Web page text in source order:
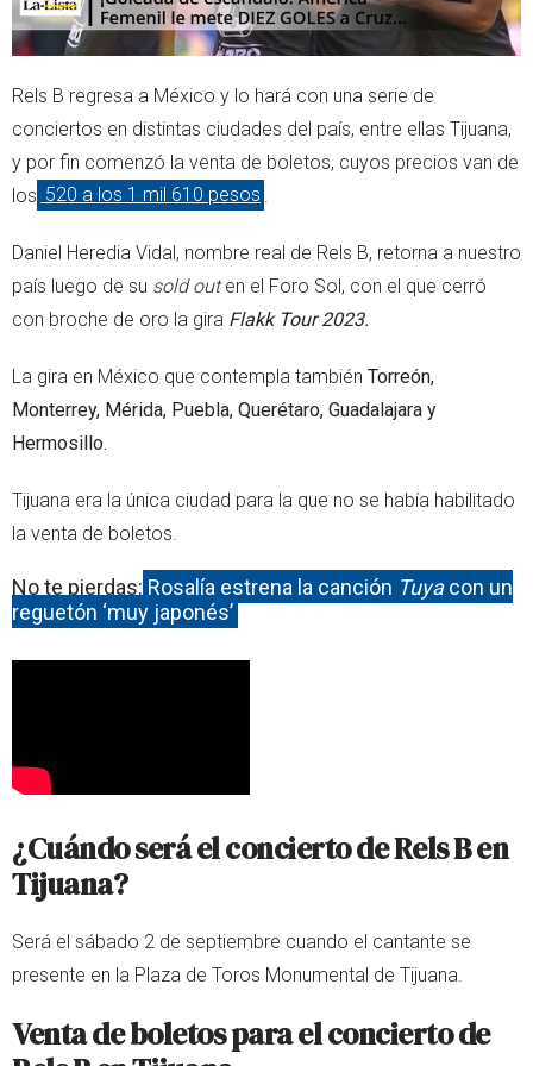
Rels B regresa a México y lo hará con una serie de
conciertos en distintas ciudades del país, entre ellas Tijuana,
y por fin comenzó la venta de boletos, cuyos precios van de
los 520 a los 1 mil 610 pesos
Daniel Heredia Vidal, nombre real de Rels B, retorna a nuestro
país luego de su sold outen el Foro Sol, con el que cerró
con broche de oro la gira Flakk Tour 2023.
La gira en México que contempla también Torreón,
Monterrey, Mérida, Puebla, Querétaro, Guadalajara y
Hermosillo.
Tijuana era la única ciudad para la que no se había habilitado
la venta de boletos.
No te pierdas: Rosalía estrena la canción Tuyacon un
reguetón ‘muy japonés’
¿Cuándo será el concierto de Rels B en
Tijuana?
Será el sábado 2 de septiembre cuando el cantante se
presente en la Plaza de Toros Monumental de Tijuana.
Venta de boletos para el concierto de